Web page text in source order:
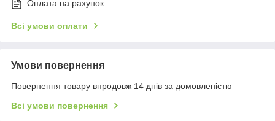
Оплата на рахунок
Всі умови оплати
Умови повернення
Повернення товару впродовж 14 днів за домовленістю
Всі умови повернення